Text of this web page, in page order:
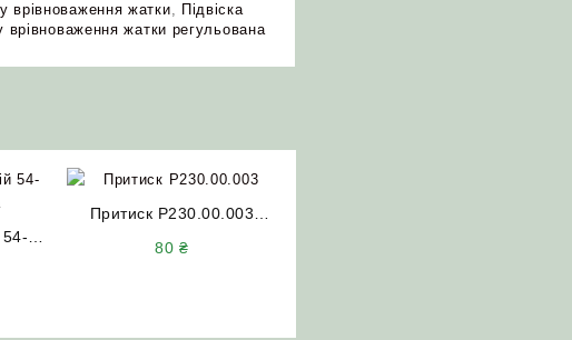
врівноваження жатки, Підвіска
врівноваження жатки регульована
1-
Притиск Р230.00.003
80₴